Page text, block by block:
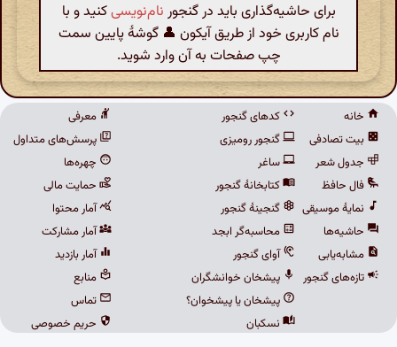
برای حاشیه‌گذاری باید در گنجور نام‌نویسیکنید و با
نام کاربری خود از طریق آیکون 👤 گوشهٔ پایین سمت
چپ صفحات به آن وارد شوید.
خانه
بیت تصادفی
جدول شعر
فال حافظ
نمایهٔ موسیقی
حاشیه‌ها
مشابه‌یابی
تازه‌های گنجور
کدهای گنجور
گنجور رومیزی
ساغر
کتابخانهٔ گنجور
گنجینهٔ گنجور
محاسبه‌گر ابجد
آوای گنجور
پیشخان خوانشگران
پیشخان یا پیشخوان؟
نسکبان
معرفی
پرسش‌های متداول
چهره‌ها
حمایت مالی
آمار محتوا
آمار مشارکت
آمار بازدید
منابع
تماس
حریم خصوصی